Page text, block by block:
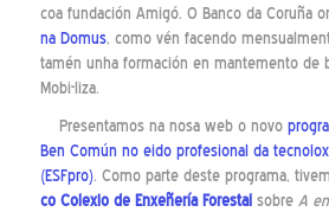
coa fundación Amigó. O Banco da Coruña
na Domus, como vén facendo
tamén unha formación en mantemento de
Mobi-liza.
Presentamos na nosa web o novo
Ben Común no eido profesional da
(ESFpro). Como parte deste programa,
co Colexio de Enxeñería Forestal sobre A